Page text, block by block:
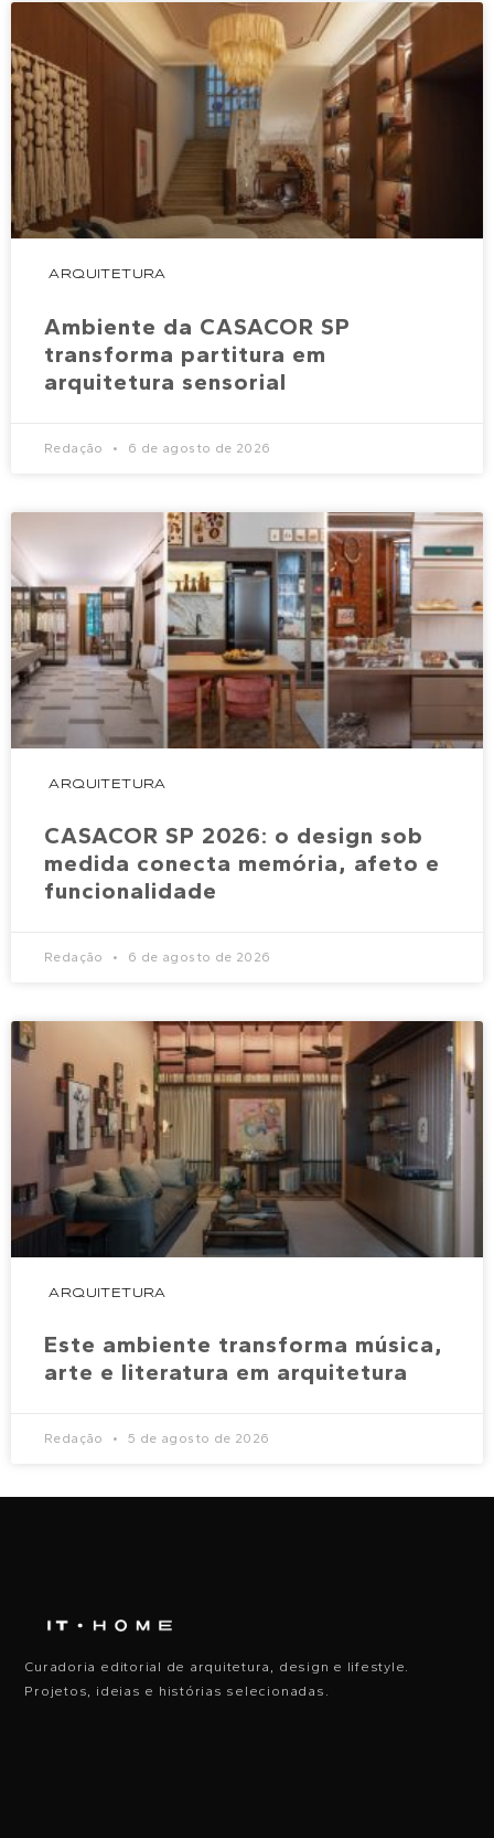
ARQUITETURA
Ambiente da CASACOR SP
transforma partitura em
arquitetura sensorial
Redação 6 de agosto de 2026
ARQUITETURA
CASACOR SP 2026: o design sob
medida conecta memória, afeto e
funcionalidade
Redação 6 de agosto de 2026
ARQUITETURA
Este ambiente transforma música,
arte e literatura em arquitetura
Redação 5 de agosto de 2026
Curadoria editorial de arquitetura, design e lifestyle.
Projetos, ideias e histórias selecionadas.